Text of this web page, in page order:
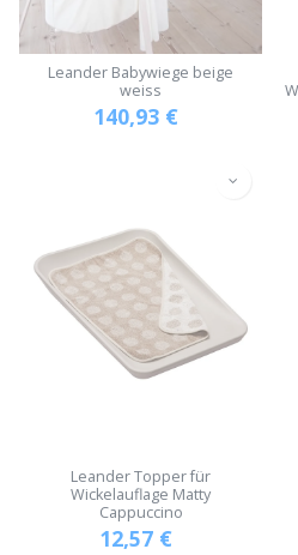
Leander Babywiege beige
weiss
140,93 €
Leander Topper für
Wickelauflage Matty
Cappuccino
12,57 €